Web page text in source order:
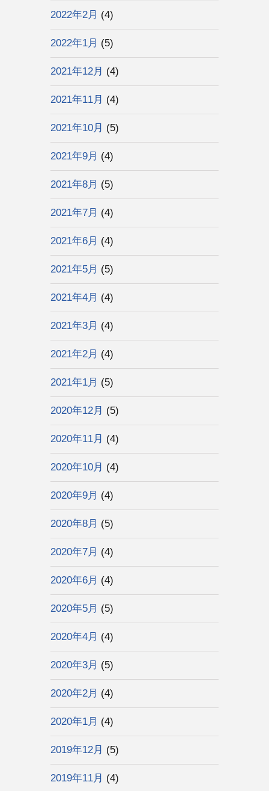
2022年2月 (4)
2022年1月 (5)
2021年12月 (4)
2021年11月 (4)
2021年10月 (5)
2021年9月 (4)
2021年8月 (5)
2021年7月 (4)
2021年6月 (4)
2021年5月 (5)
2021年4月 (4)
2021年3月 (4)
2021年2月 (4)
2021年1月 (5)
2020年12月 (5)
2020年11月 (4)
2020年10月 (4)
2020年9月 (4)
2020年8月 (5)
2020年7月 (4)
2020年6月 (4)
2020年5月 (5)
2020年4月 (4)
2020年3月 (5)
2020年2月 (4)
2020年1月 (4)
2019年12月 (5)
2019年11月 (4)